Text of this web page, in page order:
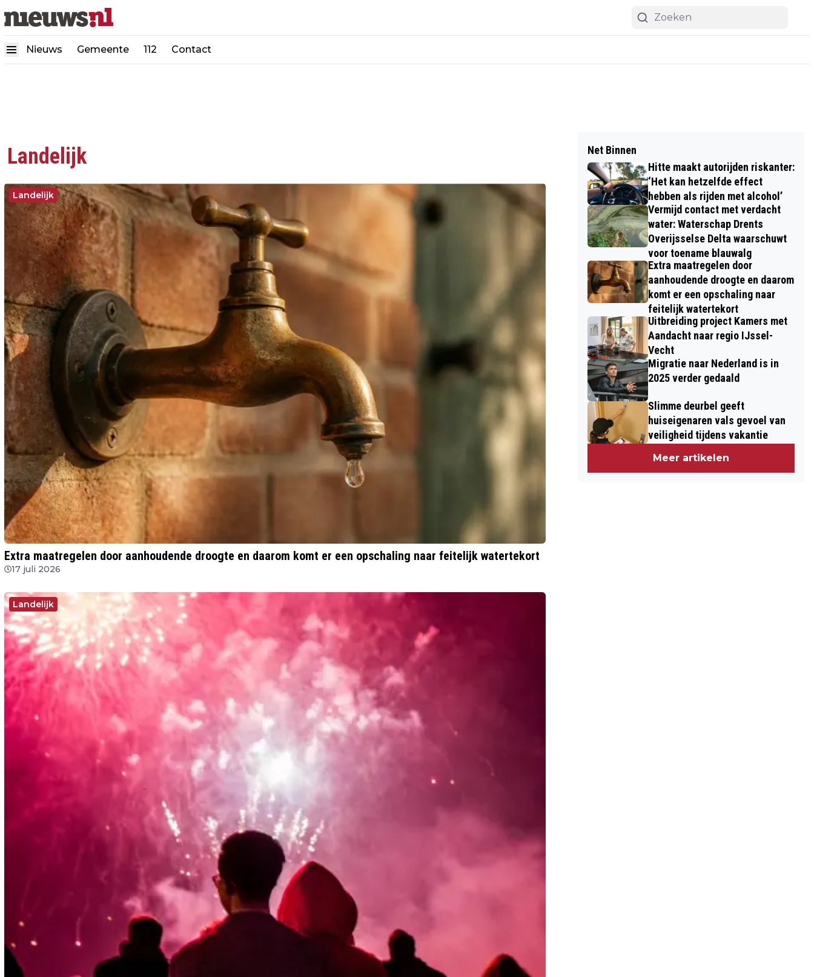
Nieuws Gemeente 112 Contact
Landelijk
Landelijk
Extra maatregelen door aanhoudende droogte en daarom komt er een opschaling naar feitelijk watertekort
17 juli 2026
Landelijk
Net Binnen
Hitte maakt autorijden riskanter:
‘Het kan hetzelfde effect
hebben als rijden met alcohol’
Vermijd contact met verdacht
water: Waterschap Drents
Overijsselse Delta waarschuwt
voor toename blauwalg
Extra maatregelen door
aanhoudende droogte en daarom
komt er een opschaling naar
feitelijk watertekort
Uitbreiding project Kamers met
Aandacht naar regio IJssel-
Vecht
Migratie naar Nederland is in
2025 verder gedaald
Slimme deurbel geeft
huiseigenaren vals gevoel van
veiligheid tijdens vakantie
Meer artikelen